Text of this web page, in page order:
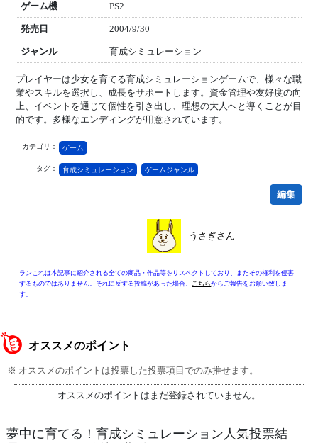
ゲーム機 PS2
発売日 2004/9/30
ジャンル 育成シミュレーション
プレイヤーは少女を育てる育成シミュレーションゲームで、様々な職
業やスキルを選択し、成長をサポートします。資金管理や友好度の向
上、イベントを通じて個性を引き出し、理想の大人へと導くことが目
的です。多様なエンディングが用意されています。
カテゴリ： ゲーム
タグ： 育成シミュレーション ゲームジャンル
編集
うさぎさん
ランこれは本記事に紹介される全ての商品・作品等をリスペクトしており、またその権利を侵害
するものではありません。それに反する投稿があった場合、 こちらからご報告をお願い致しま
す。
オススメのポイント
※ オススメのポイントは投票した投票項目でのみ推せます。
オススメのポイントはまだ登録されていません。
夢中に育てる！育成シミュレーション人気投票結